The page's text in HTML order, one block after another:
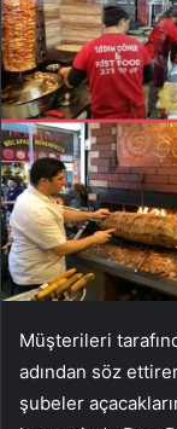
Müşterileri
adından söz
şubeler